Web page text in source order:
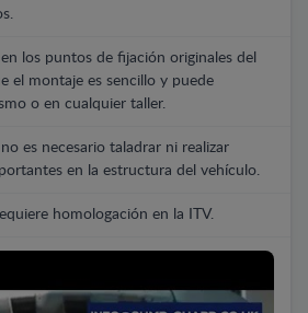
en los puntos de fijación originales del
el montaje es sencillo y puede
o en cualquier taller.
es necesario taladrar ni realizar
en la estructura del vehículo.
homologación en la ITV.